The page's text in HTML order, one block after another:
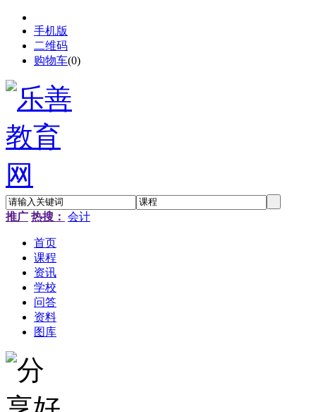
手机版
二维码
购物车(0)
推广 热搜： 会计
首页
课程
资讯
学校
问答
资料
图库